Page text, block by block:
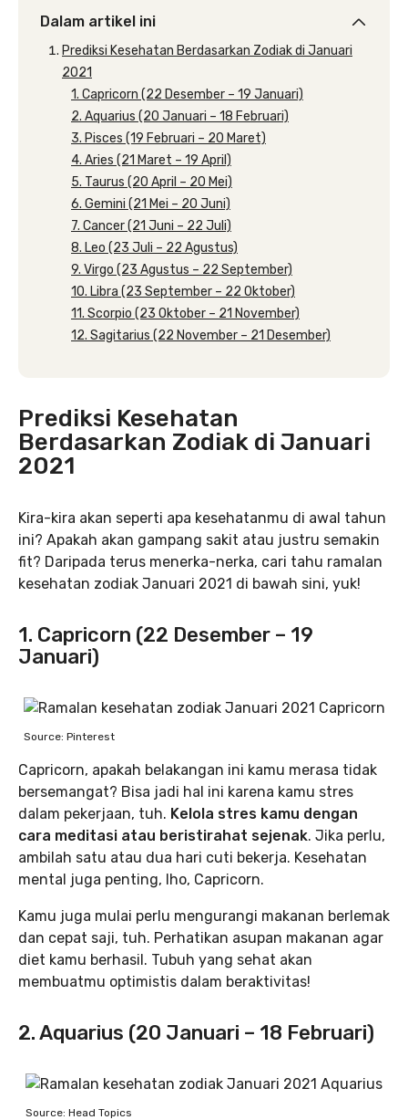
Dalam artikel ini
Prediksi Kesehatan Berdasarkan Zodiak di Januari
2021
1. Capricorn (22 Desember – 19 Januari)
2. Aquarius (20 Januari – 18 Februari)
3. Pisces (19 Februari – 20 Maret)
4. Aries (21 Maret – 19 April)
5. Taurus (20 April – 20 Mei)
6. Gemini (21 Mei – 20 Juni)
7. Cancer (21 Juni – 22 Juli)
8. Leo (23 Juli – 22 Agustus)
9. Virgo (23 Agustus – 22 September)
10. Libra (23 September – 22 Oktober)
11. Scorpio (23 Oktober – 21 November)
12. Sagitarius (22 November – 21 Desember)
Prediksi Kesehatan
Berdasarkan Zodiak di Januari
2021
Kira-kira akan seperti apa kesehatanmu di awal tahun
ini? Apakah akan gampang sakit atau justru semakin
fit? Daripada terus menerka-nerka, cari tahu ramalan
kesehatan zodiak Januari 2021 di bawah sini, yuk!
1. Capricorn (22 Desember – 19
Januari)
Source: Pinterest
Capricorn, apakah belakangan ini kamu merasa tidak
bersemangat? Bisa jadi hal ini karena kamu stres
dalam pekerjaan, tuh. Kelola stres kamu dengan
cara meditasi atau beristirahat sejenak. Jika perlu,
ambilah satu atau dua hari cuti bekerja. Kesehatan
mental juga penting, lho, Capricorn.
Kamu juga mulai perlu mengurangi makanan berlemak
dan cepat saji, tuh. Perhatikan asupan makanan agar
diet kamu berhasil. Tubuh yang sehat akan
membuatmu optimistis dalam beraktivitas!
2. Aquarius (20 Januari – 18 Februari)
Source: Head Topics